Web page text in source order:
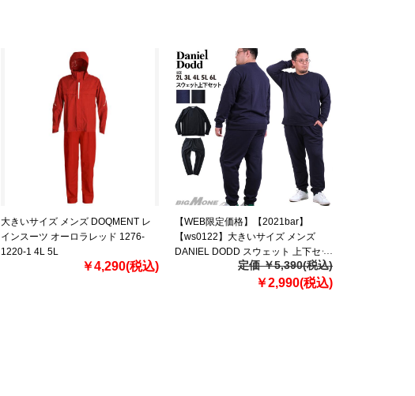
大きいサイズ メンズ DOQMENT レ
インスーツ オーロラレッド 1276-
1220-1 4L 5L
￥4,290(税込)
【WEB限定価格】【2021bar】
【ws0122】大きいサイズ メンズ
DANIEL DODD スウェット 上下セッ
ト azts-200601定価 ￥5,390(税込)
￥2,990(税込)